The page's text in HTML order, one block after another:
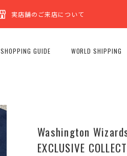
実店舗のご来店について
SHOPPING GUIDE WORLD SHIPPING
Washington
EXCLUSIVE